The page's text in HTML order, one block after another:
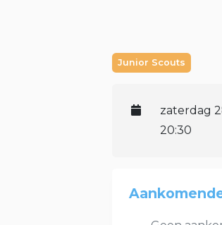
Junior Scouts
zaterdag
20:30